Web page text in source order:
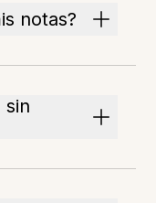
notas?
sin